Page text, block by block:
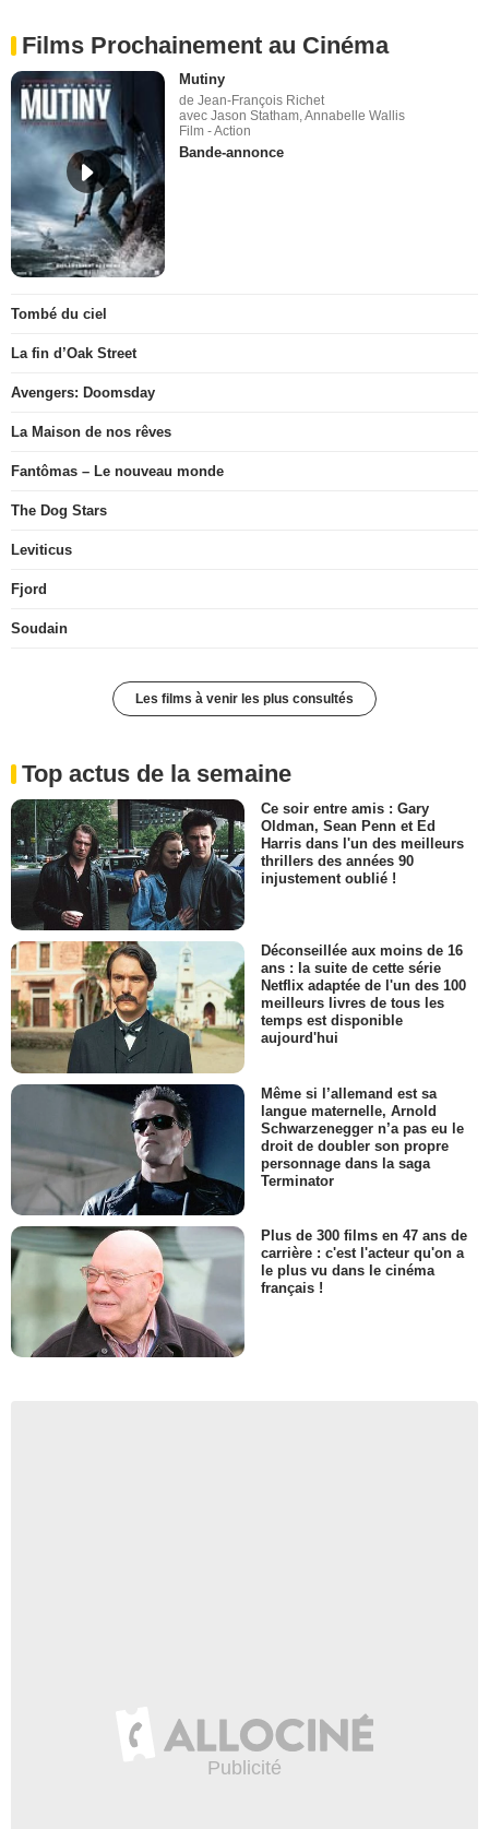
Films Prochainement au Cinéma
Mutiny
de Jean-François Richet
avec Jason Statham, Annabelle Wallis
Film - Action
Bande-annonce
Tombé du ciel
La fin d’Oak Street
Avengers: Doomsday
La Maison de nos rêves
Fantômas – Le nouveau monde
The Dog Stars
Leviticus
Fjord
Soudain
Les films à venir les plus consultés
Top actus de la semaine
Ce soir entre amis : Gary
Oldman, Sean Penn et Ed
Harris dans l'un des meilleurs
thrillers des années 90
injustement oublié !
Déconseillée aux moins de 16
ans : la suite de cette série
Netflix adaptée de l'un des 100
meilleurs livres de tous les
temps est disponible
aujourd'hui
Même si l’allemand est sa
langue maternelle, Arnold
Schwarzenegger n’a pas eu le
droit de doubler son propre
personnage dans la saga
Terminator
Plus de 300 films en 47 ans de
carrière : c'est l'acteur qu'on a
le plus vu dans le cinéma
français !